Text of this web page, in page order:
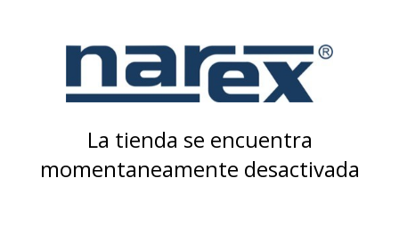
La tienda se encuentra
momentaneamente desactivada